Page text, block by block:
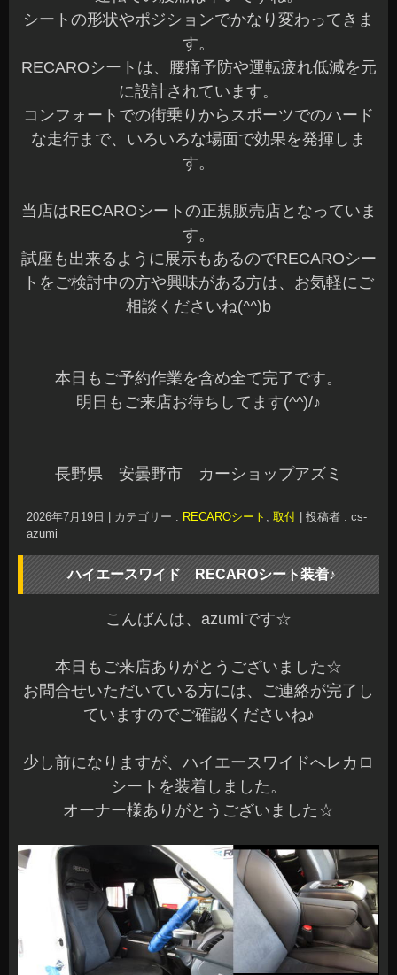
シートの形状やポジションでかなり変わってきま
す。
RECAROシートは、腰痛予防や運転疲れ低減を元
に設計されています。
コンフォートでの街乗りからスポーツでのハード
な走行まで、いろいろな場面で効果を発揮しま
す。
当店はRECAROシートの正規販売店となっていま
す。
試座も出来るように展示もあるのでRECAROシー
トをご検討中の方や興味がある方は、お気軽にご
相談くださいね(^^)b
本日もご予約作業を含め全て完了です。
明日もご来店お待ちしてます(^^)/♪
長野県 安曇野市 カーショップアズミ
2026年7月19日 カテゴリー : RECAROシート , 取付
投稿者 : cs-
azumi
ハイエースワイド RECAROシート装着♪
こんばんは、azumiです☆
本日もご来店ありがとうございました☆
お問合せいただいている方には、ご連絡が完了し
ていますのでご確認くださいね♪
少し前になりますが、ハイエースワイドへレカロ
シートを装着しました。
オーナー様ありがとうございました☆